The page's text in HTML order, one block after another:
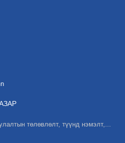
төлөвлөлт, түүнд нэмэлт,...